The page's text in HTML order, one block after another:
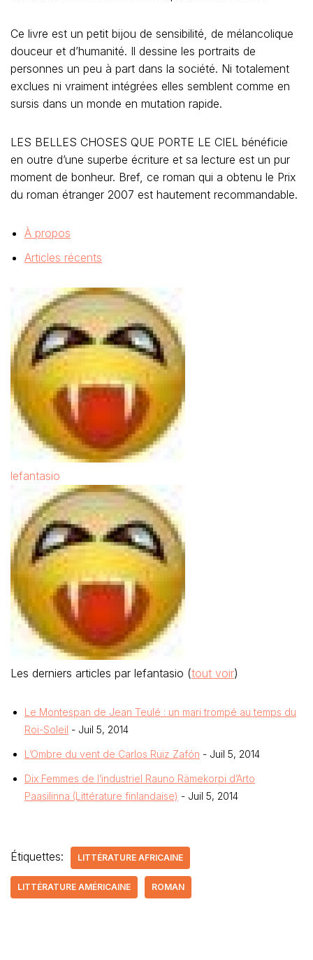
Ce livre est un petit bijou de sensibilité, de mélancolique
douceur et d’humanité. Il dessine les portraits de
personnes un peu à part dans la société. Ni totalement
exclues ni vraiment intégrées elles semblent comme en
sursis dans un monde en mutation rapide.
LES BELLES CHOSES QUE PORTE LE CIEL bénéficie
en outre d’une superbe écriture et sa lecture est un pur
moment de bonheur. Bref, ce roman qui a obtenu le Prix
du roman étranger 2007 est hautement recommandable.
À propos
Articles récents
lefantasio
Les derniers articles par lefantasio (tout voir)
Le Montespan de Jean Teulé : un mari trompé au temps du
Roi-Soleil - Juil 5, 2014
L’Ombre du vent de Carlos Ruiz Zafón - Juil 5, 2014
Dix Femmes de l’industriel Rauno Rämekorpi d’Arto
Paasilinna (Littérature finlandaise) - Juil 5, 2014
Étiquettes: LITTÉRATURE AFRICAINE
LITTÉRATURE AMÉRICAINE ROMAN